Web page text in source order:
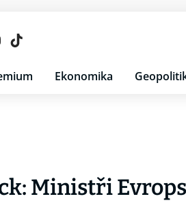
Ekonomika
Ministři